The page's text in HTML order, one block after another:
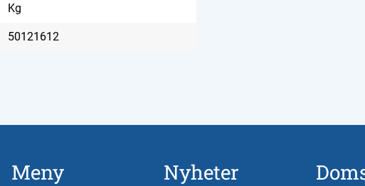
Kg
50121612
Meny Nyheter